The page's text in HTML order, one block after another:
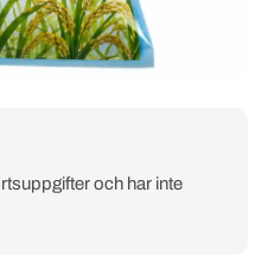
och har inte